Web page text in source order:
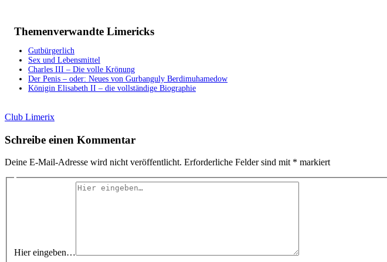
Themenverwandte Limericks
Gutbürgerlich
Sex und Lebensmittel
Charles III – Die volle Krönung
Der Penis – oder: Neues von Gurbanguly Berdimuhamedow
Königin Elisabeth II – die vollständige Biographie
Club Limerix
Schreibe einen Kommentar
Deine E-Mail-Adresse wird nicht veröffentlicht. Erforderliche Felder sind mit * markiert
Hier eingeben…